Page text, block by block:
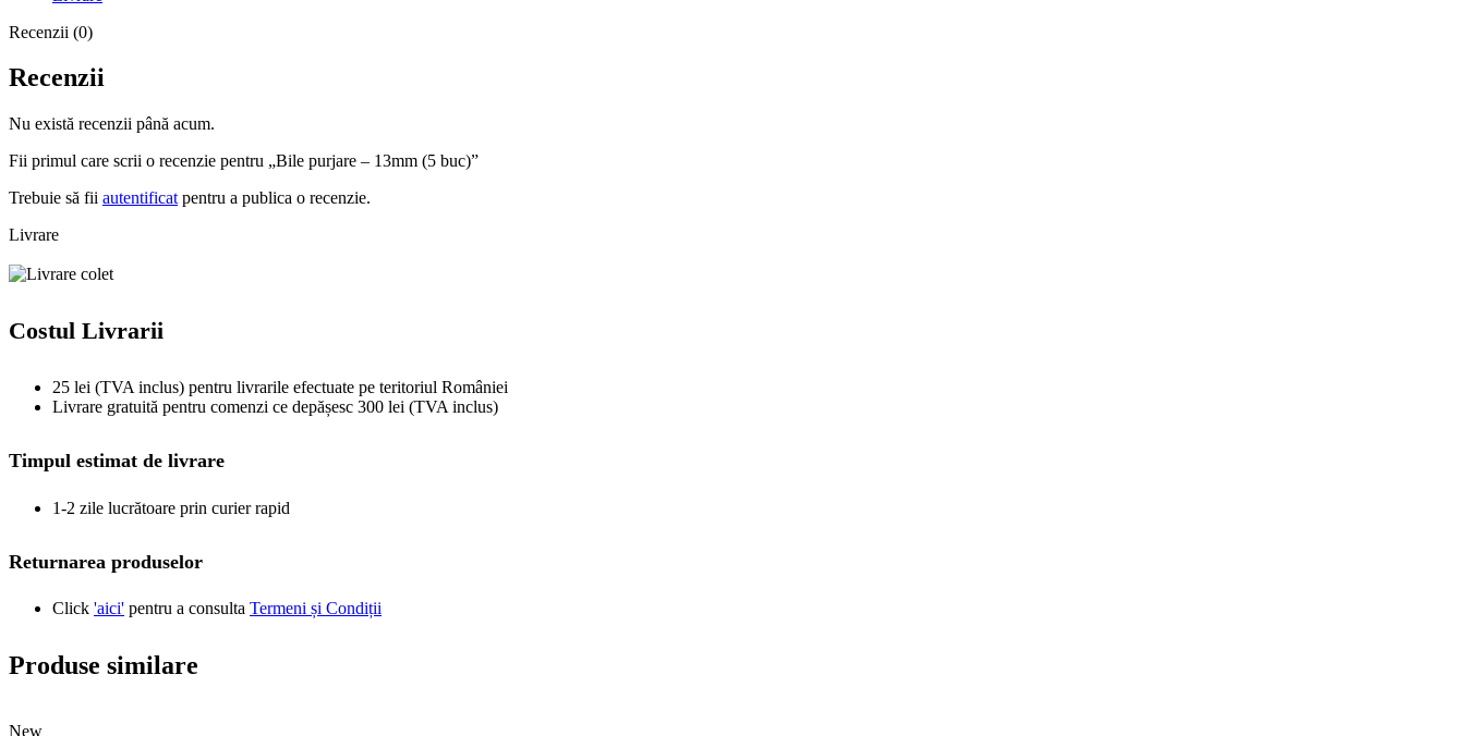
Recenzii (0)
Recenzii
Nu există recenzii până acum.
Fii primul care scrii o recenzie pentru „Bile purjare – 13mm (5 buc)”
Trebuie să fii autentificat pentru a publica o recenzie.
Livrare
Costul Livrarii
25 lei (TVA inclus) pentru livrarile efectuate pe teritoriul României
Livrare gratuită pentru comenzi ce depășesc 300 lei (TVA inclus)
Timpul estimat de livrare
1-2 zile lucrătoare prin curier rapid
Returnarea produselor
Click 'aici' pentru a consulta Termeni și Condiții
Produse similare
New